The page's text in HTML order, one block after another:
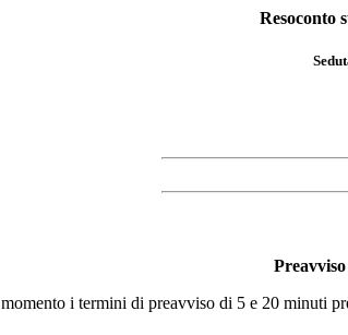
Resoconto
i termini di preavviso di 5 e 20 minuti